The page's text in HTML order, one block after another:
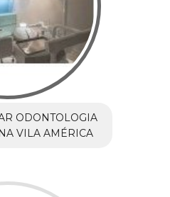
ODONTOLOGIA
VILA AMÉRICA